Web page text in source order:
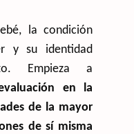
la condición
y su identidad
Empieza a
en la
de la mayor
de sí misma